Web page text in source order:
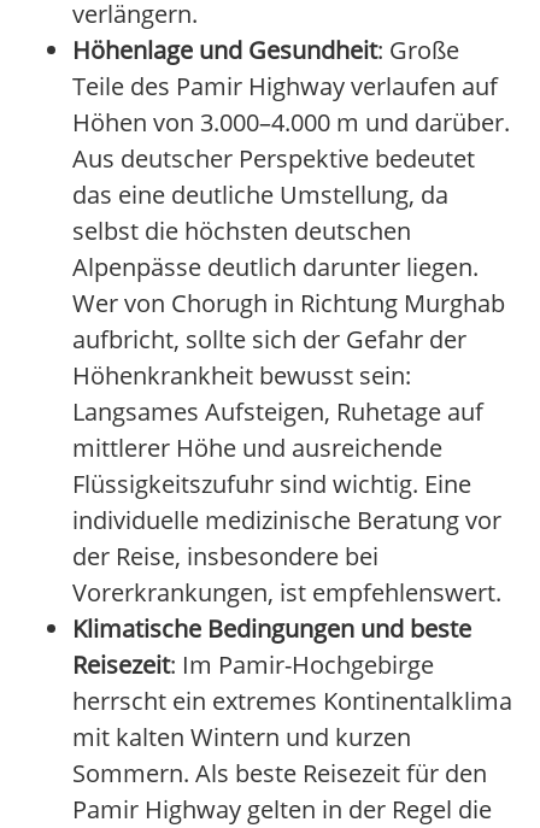
verlängern.
Höhenlage und Gesundheit: Große
Teile des Pamir Highway verlaufen auf
Höhen von 3.000–4.000 m und darüber.
Aus deutscher Perspektive bedeutet
das eine deutliche Umstellung, da
selbst die höchsten deutschen
Alpenpässe deutlich darunter liegen.
Wer von Chorugh in Richtung Murghab
aufbricht, sollte sich der Gefahr der
Höhenkrankheit bewusst sein:
Langsames Aufsteigen, Ruhetage auf
mittlerer Höhe und ausreichende
Flüssigkeitszufuhr sind wichtig. Eine
individuelle medizinische Beratung vor
der Reise, insbesondere bei
Vorerkrankungen, ist empfehlenswert.
Klimatische Bedingungen und beste
Reisezeit: Im Pamir-Hochgebirge
herrscht ein extremes Kontinentalklima
mit kalten Wintern und kurzen
Sommern. Als beste Reisezeit für den
Pamir Highway gelten in der Regel die